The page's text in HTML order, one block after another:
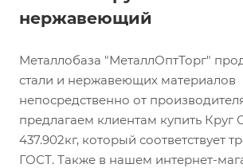
нержавеющий
Металлобаза "МеталлОптТорг"
стали и нержавеющих материалов
непосредственно от
предлагаем клиентам купить Круг
437.902кг, который соответствует
ГОСТ. Также в нашем интернет-